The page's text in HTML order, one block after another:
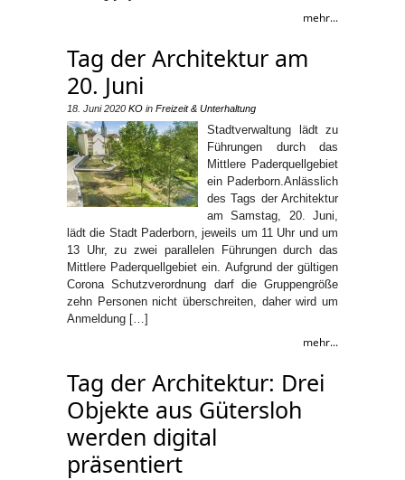
mehr...
Tag der Architektur am
20. Juni
18. Juni 2020 KO in Freizeit & Unterhaltung
Stadtverwaltung lädt zu
Führungen durch das
Mittlere Paderquellgebiet
ein Paderborn.Anlässlich
des Tags der Architektur
am Samstag, 20. Juni,
lädt die Stadt Paderborn, jeweils um 11 Uhr und um
13 Uhr, zu zwei parallelen Führungen durch das
Mittlere Paderquellgebiet ein. Aufgrund der gültigen
Corona Schutzverordnung darf die Gruppengröße
zehn Personen nicht überschreiten, daher wird um
Anmeldung […]
mehr...
Tag der Architektur: Drei
Objekte aus Gütersloh
werden digital
präsentiert